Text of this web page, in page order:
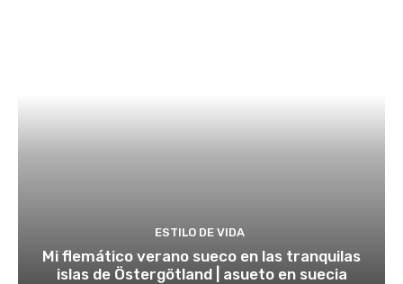
ESTILO DE VIDA
Mi flemático verano sueco en las tranquilas
islas de Östergötland | asueto en suecia